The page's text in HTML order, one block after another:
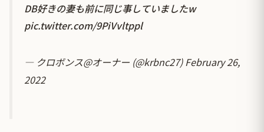
DB好きの妻も前に同じ事していましたw
pic.twitter.com/9PiVvltppl
— クロボンス@オーナー (@krbnc27)February 26,
2022